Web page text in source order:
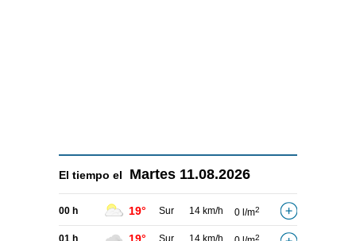
El tiempo el Martes 11.08.2026
00 h 19° Sur 14 km/h 0 l/m2
2